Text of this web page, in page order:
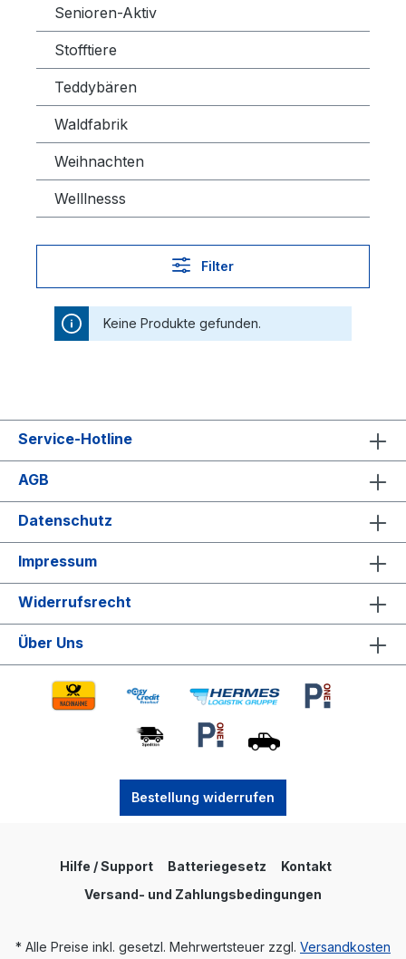
Senioren-Aktiv
Stofftiere
Teddybären
Waldfabrik
Weihnachten
Welllnesss
Filter
Keine Produkte gefunden.
Service-Hotline
AGB
Datenschutz
Impressum
Widerrufsrecht
Über Uns
Bestellung widerrufen
Hilfe / Support Batteriegesetz
Kontakt
Versand- und Zahlungsbedingungen
* Alle Preise inkl. gesetzl. Mehrwertsteuer zzgl. Versandkosten